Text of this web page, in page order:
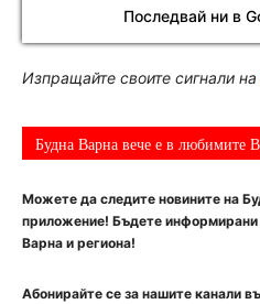
Последвай ни в
Изпращайте своите сигнали на
Будна Варна вече е в любимите
Можете да следите новините на
приложение! Бъдете информирани
Варна и региона!
Абонирайте се за нашите канали